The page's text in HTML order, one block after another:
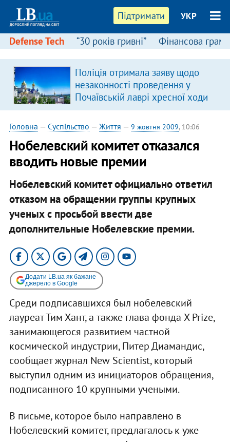
Підтримати УКР
Defense Tech “30 років гривні” Фінансова
Поліція отримала заяву щодо
незаконності проведення у
Почаївській лаврі хресної ходи
Головна — Суспільство — Життя — 9 жовтня 2009, 10:06
Нобелевский комитет отказался
вводить новые премии
Нобелевский комитет официально ответил
отказом на обращении группы крупных
ученых с просьбой ввести две
дополнительные Нобелевские премии.
Додати LB.ua як бажане
джерело в Google
Среди подписавшихся был нобелевский
лауреат Тим Хант, а также глава фонда X Prize,
занимающегося развитием частной
космической индустрии, Питер Диамандис,
сообщает журнал New Scientist, который
выступил одним из инициаторов обращения,
подписанного 10 крупными учеными.
В письме, которое было направлено в
Нобелевский комитет, предлагалось к уже